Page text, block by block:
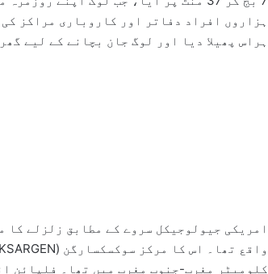
ہزاروں افراد دفاتر اور کاروباری مراکز
ہراس پھیلا دیا اور لوگ جان بچانے کے لیے
امریکی جیولوجیکل سروے کے مطابق زلزلے کا